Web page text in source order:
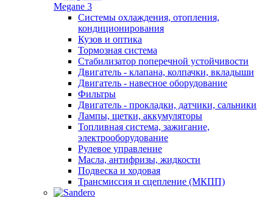
Megane 3
Системы охлаждения, отопления,
кондиционирования
Кузов и оптика
Тормозная система
Стабилизатор поперечной устойчивости
Двигатель - клапана, колпачки, вкладыши
Двигатель - навесное оборудование
Фильтры
Двигатель - прокладки, датчики, сальники
Лампы, щетки, аккумуляторы
Топливная система, зажигание,
электрооборудование
Рулевое управление
Масла, антифризы, жидкости
Подвеска и ходовая
Трансмиссия и сцепление (МКПП)